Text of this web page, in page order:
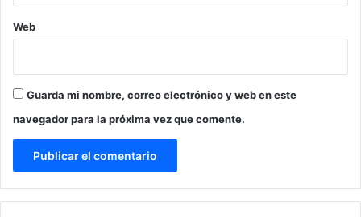
Web
Guarda mi nombre, correo electrónico y web en este
navegador para la próxima vez que comente.